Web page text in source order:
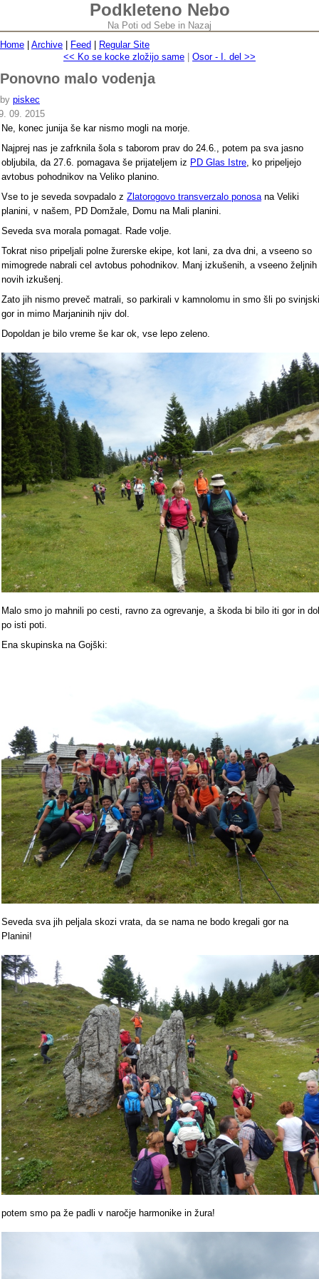
Podkleteno Nebo
Na Poti od Sebe in Nazaj
Home
Archive Feed
Regular Site
<< Ko se kocke zložijo same
Osor - I. del >>
Ponovno malo vodenja
by piskec
09. 2015
Ne, konec junija še kar nismo mogli na morje.
Najprej nas je zafrknila šola s taborom prav do 24.6., potem pa sva jasno
obljubila, da 27.6. pomagava še prijateljem iz PD Glas Istre, ko pripeljejo
avtobus pohodnikov na Veliko planino.
Vse to je seveda sovpadalo z Zlatorogovo transverzalo ponosana Veliki
planini, v našem, PD Domžale, Domu na Mali planini.
Seveda sva morala pomagat. Rade volje.
Tokrat niso pripeljali polne žurerske ekipe, kot lani, za dva dni, a vseeno so
mimogrede nabrali cel avtobus pohodnikov. Manj izkušenih, a vseeno željnih
novih izkušenj.
Zato jih nismo preveč matrali, so parkirali v kamnolomu in smo šli po svinjski
gor in mimo Marjaninih njiv dol.
Dopoldan je bilo vreme še kar ok, vse lepo zeleno.
Malo smo jo mahnili po cesti, ravno za ogrevanje, a škoda bi bilo iti gor in dol
po isti poti.
Ena skupinska na Gojški:
Seveda sva jih peljala skozi vrata, da se nama ne bodo kregali gor na
Planini!
potem smo pa že padli v naročje harmonike in žura!